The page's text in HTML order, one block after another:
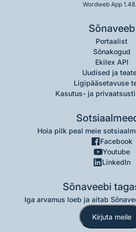
Wordweb App
Sõnaveeb
Portaalist
Sõnakogud
Ekilex API
Uudised ja
Ligipääsetavuse
Kasutus- ja
Hoia pilk peal meie
Facebook
Youtube
LinkedIn
Sõnaveebi
Iga arvamus loeb ja aitab
Kirjuta meile